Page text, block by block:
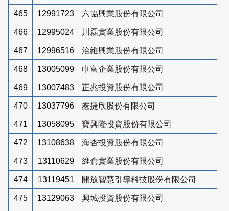
465 12991723 六協興業股份有限公司
466 12995024 川磊實業股份有限公司
467 12996516 洽維興業股份有限公司
468 13005099 巾富企業股份有限公司
469 13007483 正兆投資股份有限公司
470 13037796 鑫捷欣股份有限公司
471 13058095 寶興隆投資股份有限公司
472 13108638 海杏投資股份有限公司
473 13110629 維倉實業股份有限公司
474 13119451 開放智慧引導科技股份有限公司
475 13129063 興城投資股份有限公司